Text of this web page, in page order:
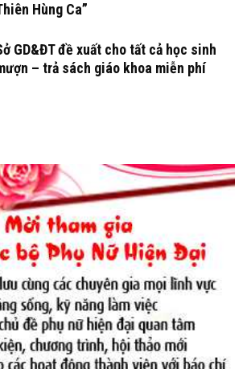
Hùng Ca”
GD&ĐT đề xuất cho tất cả học sinh
– trả sách giáo khoa miễn phí